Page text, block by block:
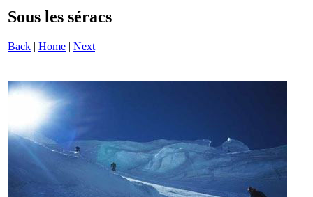
Sous les séracs
Back | Home | Next